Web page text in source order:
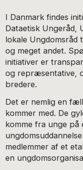
I Danmark findes
Dataetisk Ungeråd,
lokale Ungdomsråd
og meget andet.
initiativer er
og repræsentative,
bredere.
Det er nemlig en
kommer med. De
komme fra unge på
medlemmer af et
en